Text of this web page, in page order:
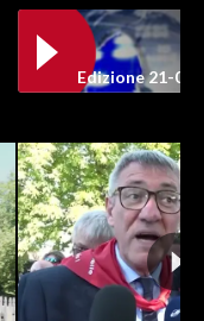
Edizione 21-05-